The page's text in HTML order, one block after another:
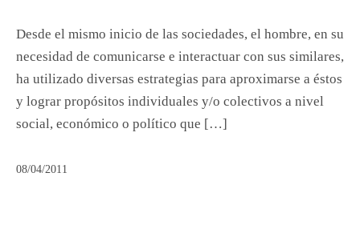
Desde el mismo inicio de las sociedades, el hombre, en su
necesidad de comunicarse e interactuar con sus similares,
ha utilizado diversas estrategias para aproximarse a éstos
y lograr propósitos individuales y/o colectivos a nivel
social, económico o político que […]
08/04/2011